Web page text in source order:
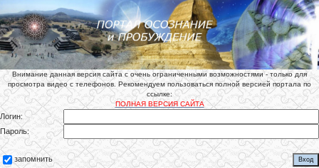
Внимание данная версия сайта с очень ограниченными возможностями - только для
просмотра видео с телефонов. Рекомендуем пользоваться полной версией портала по
ссылке:
ПОЛНАЯ ВЕРСИЯ САЙТА
Логин:
Пароль:
запомнить